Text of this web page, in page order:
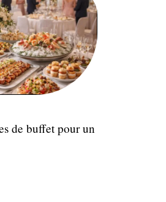
de buffet pour un